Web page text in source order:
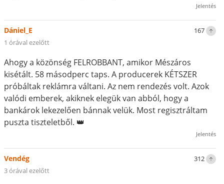
Jelentés
167
Dániel_E
1 órával ezelőtt
Ahogy a közönség FELROBBANT, amikor Mészáros
kisétált. 58 másodperc taps. A producerek KÉTSZER
próbáltak reklámra váltani. Az nem rendezés volt. Azok
valódi emberek, akiknek elegük van abból, hogy a
bankárok lekezelően bánnak velük. Most regisztráltam
puszta tiszteletből. 👑
Jelentés
312
Vendég
3 órával ezelőtt